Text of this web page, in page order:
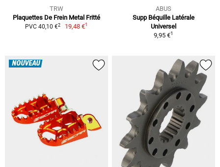
TRW
Plaquettes De Frein Metal Fritté
PVC 40,10 €2 19,48 €1
ABUS
Supp Béquille Latérale
Universel
9,95 €1
NOUVEAU